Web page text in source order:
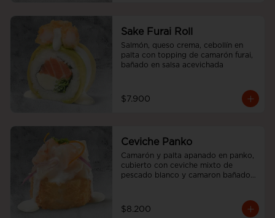
Sake Furai Roll
Salmón, queso crema, cebollín en
palta con topping de camarón furai,
bañado en salsa acevichada
$7.900
Ceviche Panko
Camarón y palta apanado en panko,
cubierto con ceviche mixto de
pescado blanco y camaron bañado
$8.200